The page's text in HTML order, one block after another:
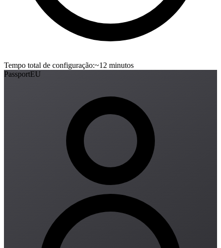
Tempo total de configuração:~12 minutos
PassportEU